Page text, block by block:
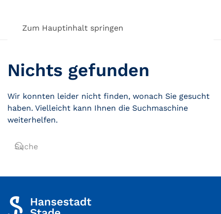
Zum Hauptinhalt springen
Nichts gefunden
Wir konnten leider nicht finden, wonach Sie gesucht
haben. Vielleicht kann Ihnen die Suchmaschine
weiterhelfen.